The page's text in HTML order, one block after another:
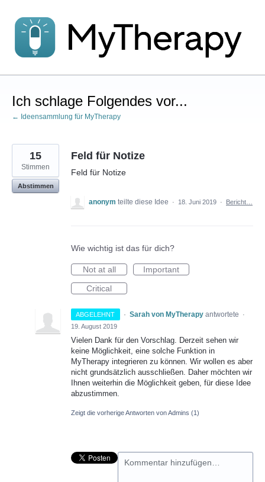
Inhalt
springen
Ich schlage Folgendes vor...
← Ideensammlung für MyTherapy
Feld für Notize
Feld für Notize
15
Stimmen
Abstimmen
anonym teilte diese Idee · 18. Juni 2019 · Bericht…
Wie wichtig ist das für dich?
Not at all
Important
Critical
ABGELEHNT · Sarah von MyTherapy antwortete
·
19. August 2019
Vielen Dank für den Vorschlag. Derzeit sehen wir
keine Möglichkeit, eine solche Funktion in
MyTherapy integrieren zu können. Wir wollen es aber
nicht grundsätzlich ausschließen. Daher möchten wir
Ihnen weiterhin die Möglichkeit geben, für diese Idee
abzustimmen.
Zeigt die vorherige Antworten von Admins (1)
Kommentar hinzufügen…